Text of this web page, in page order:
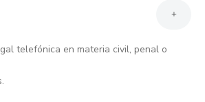
+
telefónica en materia civil, penal o